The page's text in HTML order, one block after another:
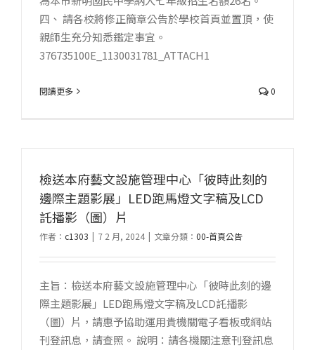
四、 請各校將修正簡章公告於學校首頁並置頂，使
親師生充分知悉鑑定事宜。
376735100E_1130031781_ATTACH1
閱讀更多 0
檢送本府藝文設施管理中心「彼時此刻的
邊際主題影展」LED跑馬燈文字稿及LCD
託播影（圖）片
作者： c1303 | 7 2 月, 2024 | 文章分類： 00-首頁公告
主旨：檢送本府藝文設施管理中心「彼時此刻的邊
際主題影展」LED跑馬燈文字稿及LCD託播影
（圖）片，請惠予協助運用貴機關電子看板或網站
刊登訊息，請查照。 說明：請各機關注意刊登訊息